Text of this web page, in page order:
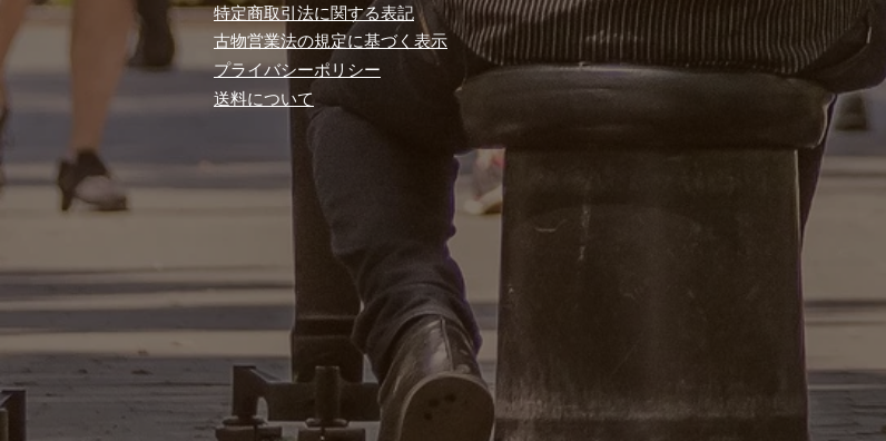
特定商取引法に関する表記
古物営業法の規定に基づく表示
プライバシーポリシー
​送料について